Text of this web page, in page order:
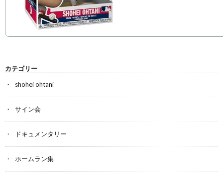
カテゴリー
shohei ohtani
サイン会
ドキュメンタリー
ホームラン集